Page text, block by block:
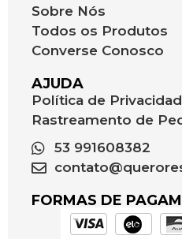
Sobre Nós
Todos os Produtos
Converse Conosco
AJUDA
Política de
Rastreamento de
53 991608382
FORMAS DE